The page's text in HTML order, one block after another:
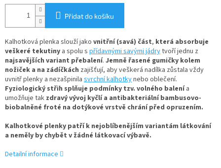
Přidat do košíku
Kalhotková plenka slouží jako vnitřní (savá) část, která absorbuje
veškeré tekutiny a spolu s přídavnými savými jádrytvoří jednu z
najsavějších variant přebalení. Jemně řasené gumičky kolem
nožiček a na zádíčkách zajišťují, aby veškerá nadílka zůstala vždy
uvnitř plenky a nezašpinila svrchní kalhotkynebo oblečení.
Fyziologický střih splňuje podmínky tzv. volného balenía
umožňuje tak zdravý vývoj kyčlí a antibakteriální bambusovo-
biobalněné froté na dotýkové vrstvě chrání před opruzením.
Kalhotkové plenky patří k nejoblíbenějším variantám látkování
a neměly by chybět v žádné látkovací výbavě.
Detailní informace